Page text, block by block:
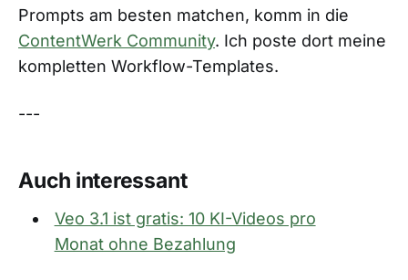
Prompts am besten matchen, komm in die
ContentWerk Community. Ich poste dort meine
kompletten Workflow-Templates.
---
Auch interessant
Veo 3.1 ist gratis: 10 KI-Videos pro
Monat ohne Bezahlung